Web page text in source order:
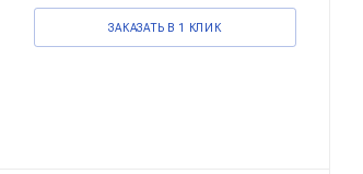
ЗАКАЗАТЬ В 1 КЛИК